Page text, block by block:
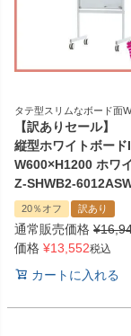
タテ型スリムなボード面
【訳ありセール】
縦型ホワイトボード
W600×H1200 ホワ
Z-SHWB2-
20％オフ 訳あり
通常販売価格 ¥
価格 ¥13,552税込
カートに入れる